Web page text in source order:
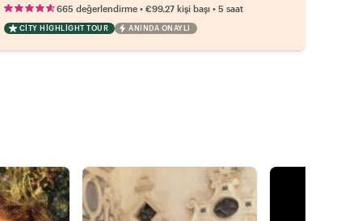
665 değerlendirme• €99.27 kişi başı• 5 saat
CITY HIGHLIGHT TOUR ANINDA ONAYLI